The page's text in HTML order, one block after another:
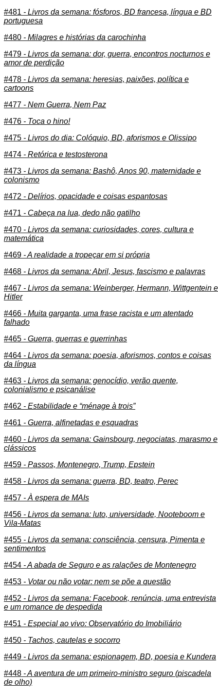
#481 - Livros da semana: fósforos, BD francesa, língua e BD
portuguesa
#480 - Milagres e histórias da carochinha
#479 - Livros da semana: dor, guerra, encontros nocturnos e
amor de perdição
#478 - Livros da semana: heresias, paixões, política e
cartoons
#477 - Nem Guerra, Nem Paz
#476 - Toca o hino!
#475 - Livros do dia: Colóquio, BD, aforismos e Olissipo
#474 - Retórica e testosterona
#473 - Livros da semana: Bashô, Anos 90, maternidade e
colonismo
#472 - Delírios, opacidade e coisas espantosas
#471 - Cabeça na lua, dedo não gatilho
#470 - Livros da semana: curiosidades, cores, cultura e
matemática
#469 - A realidade a tropeçar em si própria
#468 - Livros da semana: Abril, Jesus, fascismo e palavras
#467 - Livros da semana: Weinberger, Hermann, Wittgentein e
Hitler
#466 - Muita garganta, uma frase racista e um atentado
falhado
#465 - Guerra, guerras e guerrinhas
#464 - Livros da semana: poesia, aforismos, contos e coisas
da língua
#463 - Livros da semana: genocídio, verão quente,
colonialismo e psicanálise
#462 - Estabilidade e “ménage à trois”
#461 - Guerra, alfinetadas e esquadras
#460 - Livros da semana: Gainsbourg, negociatas, marasmo e
clássicos
#459 - Passos, Montenegro, Trump, Epstein
#458 - Livros da semana: guerra, BD, teatro, Perec
#457 - À espera de MAIs
#456 - Livros da semana: luto, universidade, Nooteboom e
Vila-Matas
#455 - Livros da semana: consciência, censura, Pimenta e
sentimentos
#454 - A abada de Seguro e as ralações de Montenegro
#453 - Votar ou não votar: nem se põe a questão
#452 - Livros da semana: Facebook, renúncia, uma entrevista
e um romance de despedida
#451 - Especial ao vivo: Observatório do Imobiliário
#450 - Tachos, cautelas e socorro
#449 - Livros da semana: espionagem, BD, poesia e Kundera
#448 - A aventura de um primeiro-ministro seguro (piscadela
de olho)